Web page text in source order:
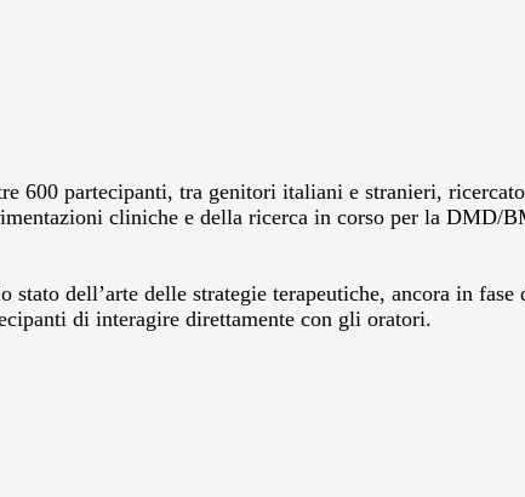
600 partecipanti, tra genitori italiani e stranieri,
cliniche e della ricerca in corso per la DMD/
dell’arte delle strategie terapeutiche, ancora in
di interagire direttamente con gli oratori.